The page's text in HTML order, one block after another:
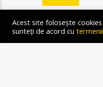
Acest site folosește
sunteți de acord cu